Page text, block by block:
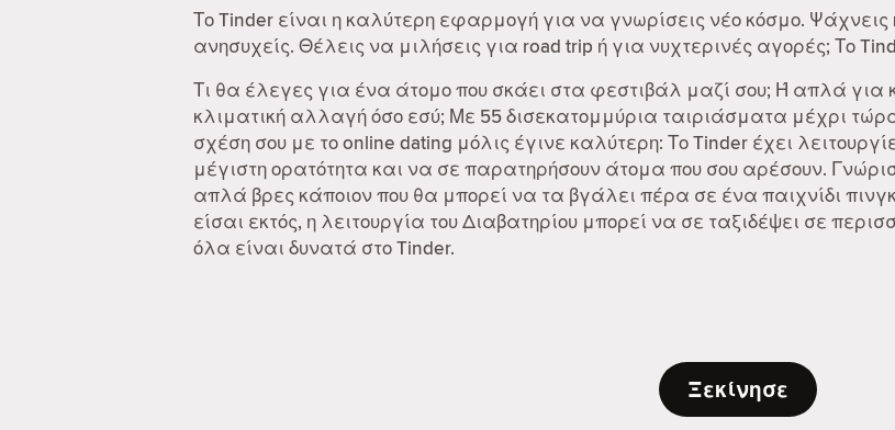
Το Tinder είναι η καλύτερη εφαρμογή για να γνωρίσεις νέο κόσμο.
ανησυχείς. Θέλεις να μιλήσεις για road trip ή για νυχτερινές αγορές; Το
Τι θα έλεγες για ένα άτομο που σκάει στα φεστιβάλ μαζί σου; Ή απλά για
κλιματική αλλαγή όσο εσύ; Με 55 δισεκατομμύρια ταιριάσματα μέχρι
σχέση σου με το online dating μόλις έγινε καλύτερη: Το Tinder έχει
μέγιστη ορατότητα και να σε παρατηρήσουν άτομα που σου αρέσουν.
απλά βρες κάποιον που θα μπορεί να τα βγάλει πέρα σε ένα παιχνίδι
είσαι εκτός, η λειτουργία του Διαβατηρίου μπορεί να σε ταξιδέψει σε
όλα είναι δυνατά στο Tinder.
Ξεκίνησε